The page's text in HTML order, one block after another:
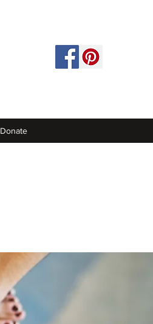
Donate